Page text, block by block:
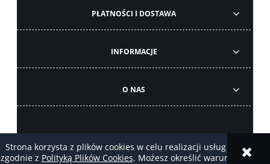
Strona korzysta z plików cookies w celu realizacji usług i
zgodnie z Polityką Plików Cookies. Możesz określić warunki
PŁATNOŚCI I DOSTAWA
INFORMACJE
O NAS
pokaż pełną wersję strony